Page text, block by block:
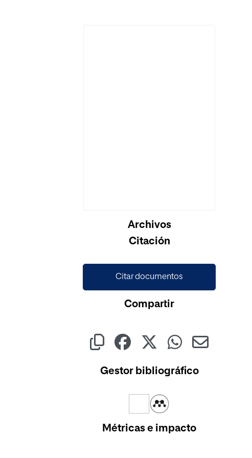
Cargando...
Archivos
Citación
Citar documentos
Compartir
Gestor bibliográfico
Métricas e impacto